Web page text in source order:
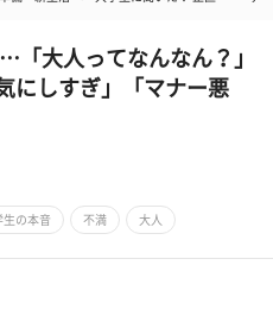
大人ってなんなん？」
にしすぎ」「マナー悪
生の本音 不満 大人